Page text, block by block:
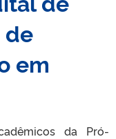
de
em
da Pró-